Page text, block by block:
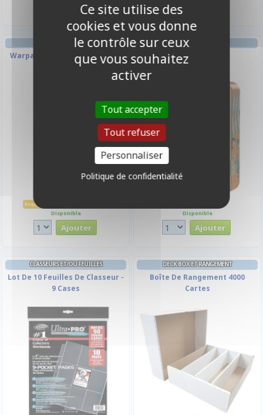
Warpaints Fanatic - Night Sky
Promo -10%
Disponible
AMBIANCE
Contrario
Disponible
CLASSEURS ET/OU FEUILLES
Lot De 10 Feuilles De Classeur -
9 Cases
DECK BOX ET RANGEMENT
Boîte De Rangement 4000
Cartes
Ce site utilise des
cookies et vous donne
le contrôle sur ceux
que vous souhaitez
activer
Tout accepter
Tout refuser
Personnaliser
Politique de confidentialité